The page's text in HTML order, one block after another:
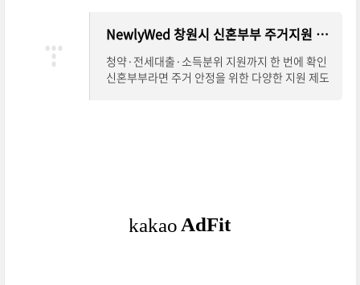
NewlyWed 창원시 신혼부부 주거지원 계산기
청약·전세대출·소득분위 지원까지 한 번에 확인
신혼부부라면 주거 안정을 위한 다양한 지원 제도